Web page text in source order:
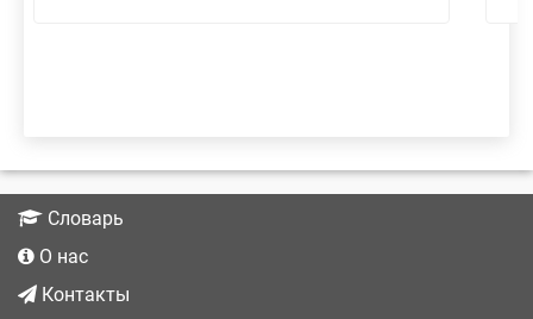
Словарь
О нас
Контакты